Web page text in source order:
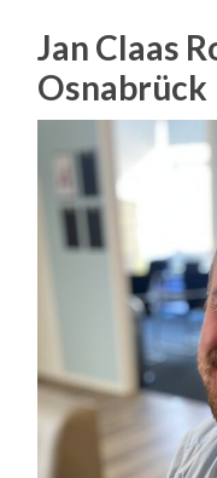
Jan Claas
Osnabrück